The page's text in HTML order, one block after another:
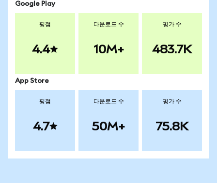
Google Play
평점
4.4
다운로드 수
10M+
평가 수
483.7K
App Store
평점
4.7
다운로드 수
50M+
평가 수
75.8K